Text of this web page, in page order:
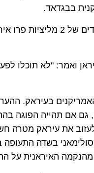
בבגדאד.
ואמר: "לא תוכלו
בעיראק.
גם אם תהייה הפוגה
את עיראק מטרה
בשדה התעופה
האיראנית על